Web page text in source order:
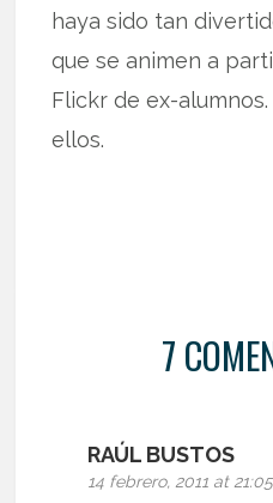
haya sido tan
que se animen a
Flickr de ex-
ellos.
7
RAÚL BUSTOS
14 febrero, 2011 at 21:05